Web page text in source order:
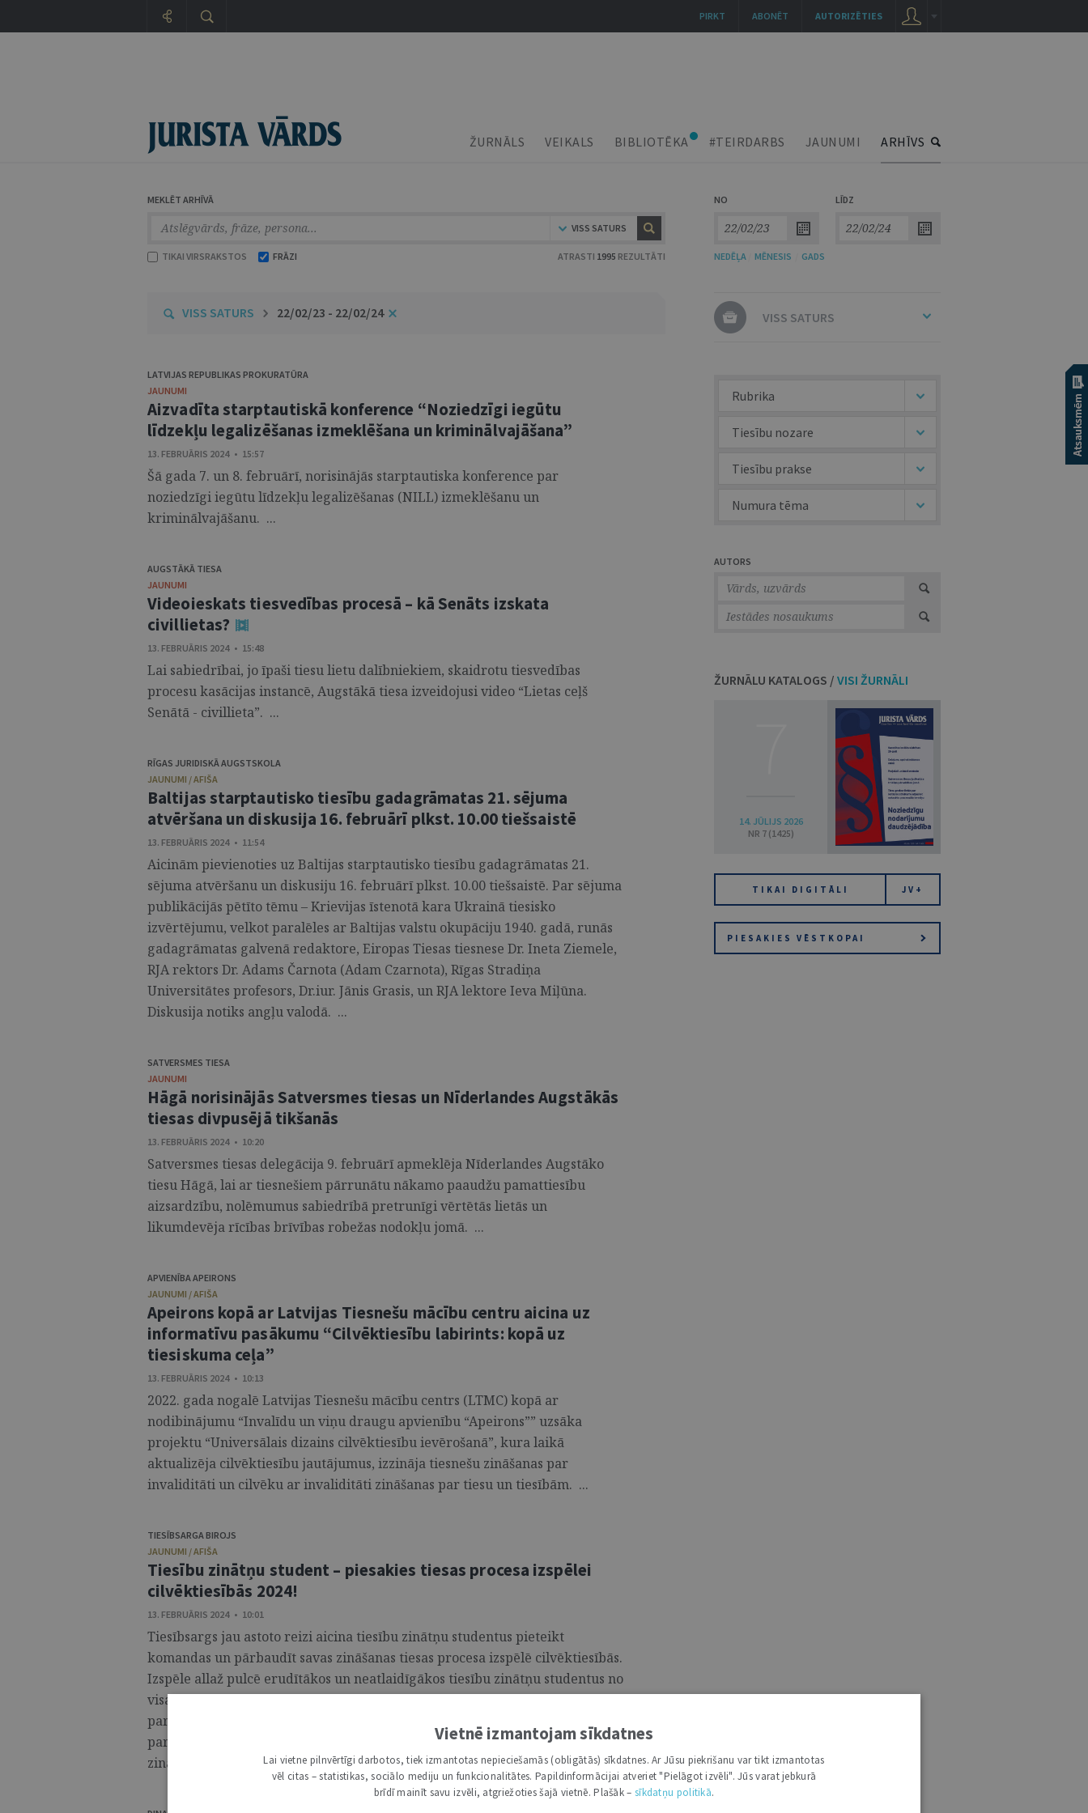
ŽURNĀLS VEIKALS BIBLIOTĒKA #TEIRDARBS JAUNUMI ARHĪVS
MEKLĒT ARHĪVĀ
VISS SATURS
TIKAI VIRSRAKSTOS FRĀZI ATRASTI 1995 REZULTĀTI
NO LĪDZ
NEDĒĻA MĒNESIS GADS
VISS SATURS 22/02/23 - 22/02/24
LATVIJAS REPUBLIKAS PROKURATŪRA
JAUNUMI
Aizvadīta starptautiskā konference “Noziedzīgi iegūtu
līdzekļu legalizēšanas izmeklēšana un kriminālvajāšana”
13. FEBRUĀRIS 2024 • 15:57
Šā gada 7. un 8. februārī, norisinājās starptautiska konference par
noziedzīgi iegūtu līdzekļu legalizēšanas (NILL) izmeklēšanu un
kriminālvajāšanu. ...
AUGSTĀKĀ TIESA
JAUNUMI
Videoieskats tiesvedības procesā – kā Senāts izskata
civillietas?
13. FEBRUĀRIS 2024 • 15:48
Lai sabiedrībai, jo īpaši tiesu lietu dalībniekiem, skaidrotu tiesvedības
procesu kasācijas instancē, Augstākā tiesa izveidojusi video “Lietas ceļš
Senātā - civillieta”. ...
RĪGAS JURIDISKĀ AUGSTSKOLA
JAUNUMI / AFIŠA
Baltijas starptautisko tiesību gadagrāmatas 21. sējuma
atvēršana un diskusija 16. februārī plkst. 10.00 tiešsaistē
13. FEBRUĀRIS 2024 • 11:54
Aicinām pievienoties uz Baltijas starptautisko tiesību gadagrāmatas 21.
sējuma atvēršanu un diskusiju 16. februārī plkst. 10.00 tiešsaistē. Par sējuma
publikācijās pētīto tēmu – Krievijas īstenotā kara Ukrainā tiesisko
izvērtējumu, velkot paralēles ar Baltijas valstu okupāciju 1940. gadā, runās
gadagrāmatas galvenā redaktore, Eiropas Tiesas tiesnese Dr. Ineta Ziemele,
RJA rektors Dr. Adams Čarnota (Adam Czarnota), Rīgas Stradiņa
Universitātes profesors, Dr.iur. Jānis Grasis, un RJA lektore Ieva Miļūna.
Diskusija notiks angļu valodā. ...
SATVERSMES TIESA
JAUNUMI
Hāgā norisinājās Satversmes tiesas un Nīderlandes Augstākās
tiesas divpusējā tikšanās
13. FEBRUĀRIS 2024 • 10:20
Satversmes tiesas delegācija 9. februārī apmeklēja Nīderlandes Augstāko
tiesu Hāgā, lai ar tiesnešiem pārrunātu nākamo paaudžu pamattiesību
aizsardzību, nolēmumus sabiedrībā pretrunīgi vērtētās lietās un
likumdevēja rīcības brīvības robežas nodokļu jomā. ...
APVIENĪBA APEIRONS
JAUNUMI / AFIŠA
Apeirons kopā ar Latvijas Tiesnešu mācību centru aicina uz
informatīvu pasākumu “Cilvēktiesību labirints: kopā uz
tiesiskuma ceļa”
13. FEBRUĀRIS 2024 • 10:13
2022. gada nogalē Latvijas Tiesnešu mācību centrs (LTMC) kopā ar
nodibinājumu “Invalīdu un viņu draugu apvienību “Apeirons”” uzsāka
projektu “Universālais dizains cilvēktiesību ievērošanā”, kura laikā
aktualizēja cilvēktiesību jautājumus, izzināja tiesnešu zināšanas par
invaliditāti un cilvēku ar invaliditāti zināšanas par tiesu un tiesībām. ...
TIESĪBSARGA BIROJS
JAUNUMI / AFIŠA
Tiesību zinātņu student – piesakies tiesas procesa izspēlei
cilvēktiesībās 2024!
13. FEBRUĀRIS 2024 • 10:01
Tiesībsargs jau astoto reizi aicina tiesību zinātņu studentus pieteikt
komandas un pārbaudīt savas zināšanas tiesas procesa izspēlē cilvēktiesībās.
Izspēle allaž pulcē erudītākos un neatlaidīgākos tiesību zinātņu studentus no
visas Latvijas. Izspēle tiek rīkota, lai veicinātu topošo profesionāļu interesi
par cilvēktiesību jomu, kā arī sekmētu sabiedrības informētību un izpratni
par cilvēktiesībām kopumā. Tā reizē ir lieliska iespēja klātienē satikt Latvijā
zināmus juristus un saņemt vērtīgas balvas. ...
VISS SATURS
Rubrika
Tiesību nozare
Tiesību prakse
Numura tēma
AUTORS
ŽURNĀLU KATALOGS / VISI ŽURNĀLI
14. JŪLIJS 2026
NR 7 (1425)
TIKAI DIGITĀLI JV+
PIESAKIES VĒSTKOPAI
AUTORIZĒTIES
ABONĒT
PIRKT
Vietnē izmantojam sīkdatnes
Lai vietne pilnvērtīgi darbotos, tiek izmantotas nepieciešamās (obligātās) sīkdatnes. Ar Jūsu piekrišanu var tikt izmantotas
vēl citas – statistikas, sociālo mediju un funkcionalitātes. Papildinformācijai atveriet "Pielāgot izvēli". Jūs varat jebkurā
brīdī mainīt savu izvēli, atgriežoties šajā vietnē. Plašāk – sīkdatņu politikā.